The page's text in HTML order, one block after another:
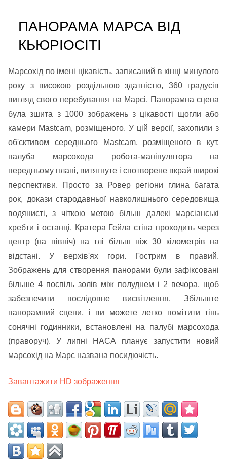
ПАНОРАМА МАРСА ВІД
КЬЮРІОСІТІ
Марсохід по імені цікавість, записаний в кінці минулого
року з високою роздільною здатністю, 360 градусів
вигляд свого перебування на Марсі. Панорамна сцена
була зшита з 1000 зображень з цікавості щогли або
камери Mastcam, розміщеного. У цій версії, захопили з
об'єктивом середнього Mastcam, розміщеного в кут,
палуба марсохода робота-маніпулятора на
передньому плані, витягнуте і спотворене вкрай широкі
перспективи. Просто за Ровер регіони глина багата
рок, докази стародавньої навколишнього середовища
водянисті, з чіткою метою більш далекі марсіанські
хребти і останці. Кратера Гейла стіна проходить через
центр (на північ) на тлі більш ніж 30 кілометрів на
відстані. У верхів'ях гори. Гострим в правий.
Зображень для створення панорами були зафіксовані
більше 4 поспіль золів між полуднем і 2 вечора, щоб
забезпечити послідовне висвітлення. Збільште
панорамний сцени, і ви можете легко помітити тінь
сонячні годинники, встановлені на палубі марсохода
(праворуч). У липні НАСА планує запустити новий
марсохід на Марс названа посидючість.
Завантажити HD зображення